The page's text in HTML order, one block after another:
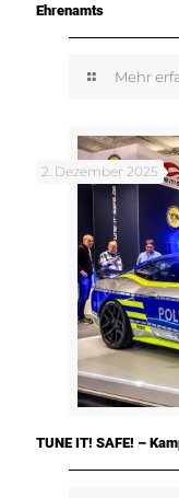
Ehrenamts
Mehr
2. Dezember 2025
TUNE IT! SAFE! –